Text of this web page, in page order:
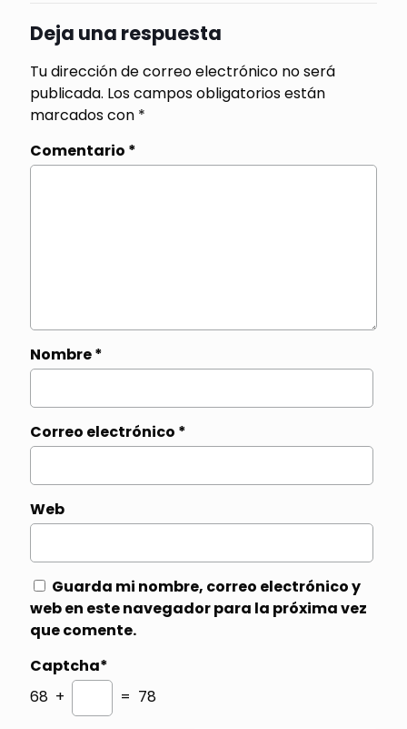
Deja una respuesta
Tu dirección de correo electrónico no será
publicada. Los campos obligatorios están
marcados con *
Comentario *
Nombre*
Correo electrónico *
Web
Guarda mi nombre, correo electrónico y
web en este navegador para la próxima vez
que comente.
Captcha*
68 +
= 78